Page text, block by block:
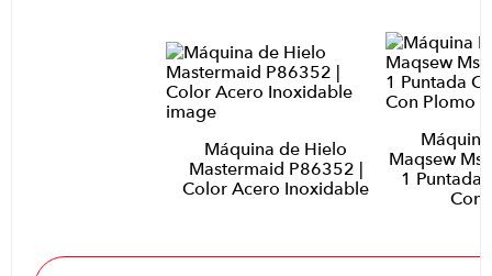
Máquina de Hielo
Mastermaid P86352 |
Color Acero Inoxidable
Maqsew
1 Puntada
Con